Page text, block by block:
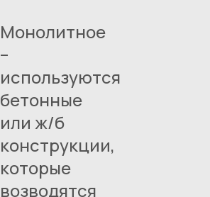
Монолитное
–
используются
бетонные
или ж/б
конструкции,
которые
возводятся